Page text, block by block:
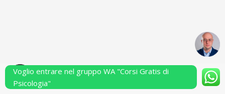
Powered by Performarsi S.a.s.
Voglio entrare nel gruppo WA "Corsi Gratis di
Psicologia"